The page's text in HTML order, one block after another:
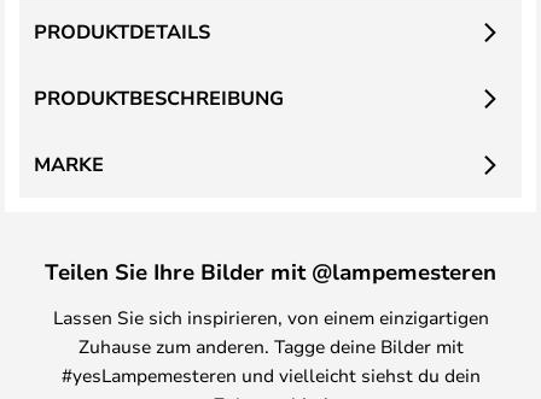
PRODUKTBESCHREIBUNG
PRODUKTDETAILS
MARKE
Teilen Sie Ihre Bilder mit @lampemesteren
Lassen Sie sich inspirieren, von einem einzigartigen
Zuhause zum anderen. Tagge deine Bilder mit
#yesLampemesteren und vielleicht siehst du dein